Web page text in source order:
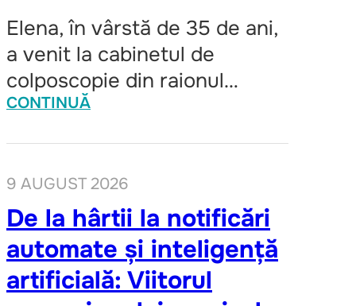
Elena, în vârstă de 35 de ani,
a venit la cabinetul de
colposcopie din raionul…
CONTINUĂ
9 AUGUST 2026
De la hârtii la notificări
automate și inteligență
artificială: Viitorul